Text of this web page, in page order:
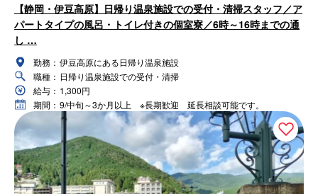
【静岡・伊豆高原】日帰り温泉施設での受付・清掃スタッフ／ア
パートタイプの風呂・トイレ付きの個室寮／6時～16時までの通
し …
勤務： 伊豆高原にある日帰り温泉施設
職種： 日帰り温泉施設での受付・清掃
給与： 1,300円
期間： 9/中旬～3か月以上 ※長期歓迎 延長相談可能です。